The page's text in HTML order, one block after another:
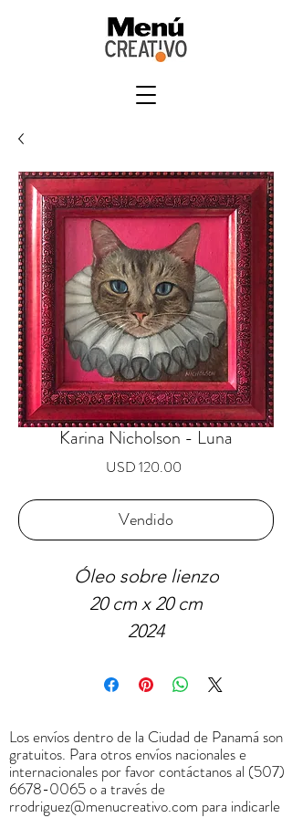
Karina Nicholson - Luna
USD 120.00
Vendido
Óleo sobre lienzo
20 cm x 20 cm
2024
Los envíos dentro de la Ciudad de Panamá son
gratuitos. Para otros envíos nacionales e
internacionales por favor contáctanos al (507)
6678-0065o a través de
rrodriguez@menucreativo.com para indicarle